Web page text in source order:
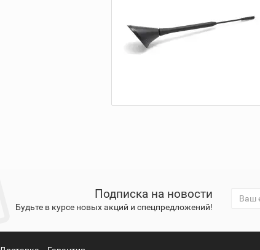
Подписка на новости
Будьте в курсе новых акций и спецпредложений!